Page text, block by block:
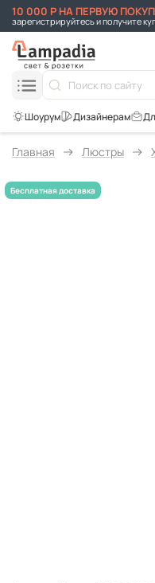
10 000 Р НА ПЕРВУЮ
зарегистрируйтесь и получите
Главная Люстры